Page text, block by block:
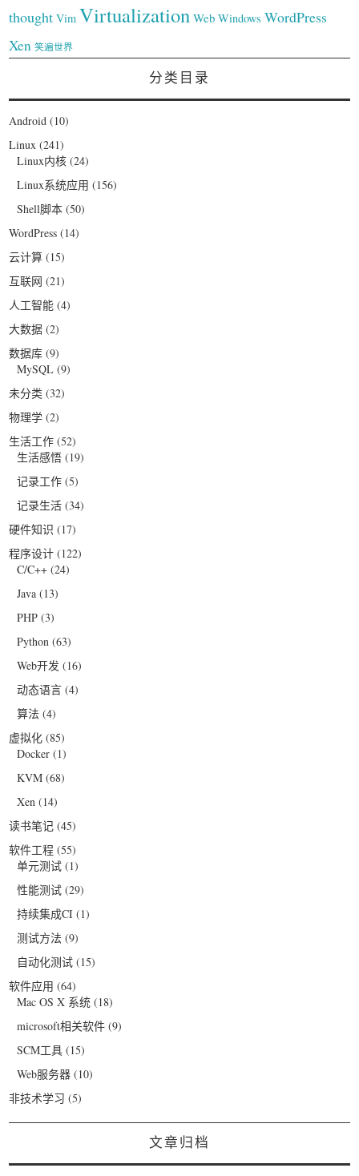
thought Vim Virtualization Web Windows WordPress
Xen 笑遍世界
分类目录
Android (10)
Linux (241)
Linux内核 (24)
Linux系统应用 (156)
Shell脚本 (50)
WordPress (14)
云计算 (15)
互联网 (21)
人工智能 (4)
大数据 (2)
数据库 (9)
MySQL (9)
未分类 (32)
物理学 (2)
生活工作 (52)
生活感悟 (19)
记录工作 (5)
记录生活 (34)
硬件知识 (17)
程序设计 (122)
C/C++ (24)
Java (13)
PHP (3)
Python (63)
Web开发 (16)
动态语言 (4)
算法 (4)
虚拟化 (85)
Docker (1)
KVM (68)
Xen (14)
读书笔记 (45)
软件工程 (55)
单元测试 (1)
性能测试 (29)
持续集成CI (1)
测试方法 (9)
自动化测试 (15)
软件应用 (64)
Mac OS X 系统 (18)
microsoft相关软件 (9)
SCM工具 (15)
Web服务器 (10)
非技术学习 (5)
文章归档